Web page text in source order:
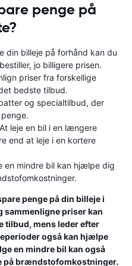
penge på
din billeje på forhånd kan du
jo billigere prisen.
priser fra forskellige
bedste tilbud.
og specialtilbud, der
At leje en bil i en længere
end at leje i en kortere
en mindre bil kan hjælpe dig
penge på din billeje i
sammenligne priser kan
tilbud, mens leder efter
også kan hjælpe
en mindre bil kan også
på brændstofomkostninger.